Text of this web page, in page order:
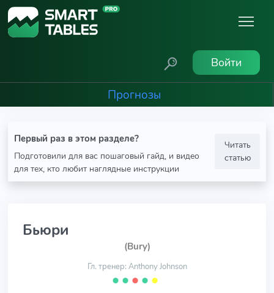
Войти
Прогнозы
Первый раз в этом разделе?
Подготовили для вас пошаговый гайд, и видео
для тех, кто любит наглядные инструкции
Читать
статью
Бьюри
(Bury)
Гл. тренер: Anthony Johnson
⬤ ⬤ ⬤ ⬤ ⬤